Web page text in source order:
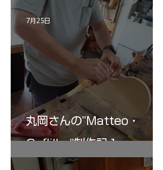
記 30
丸岡さんの”Matteo・
Gofliller”制作記１
7月25日